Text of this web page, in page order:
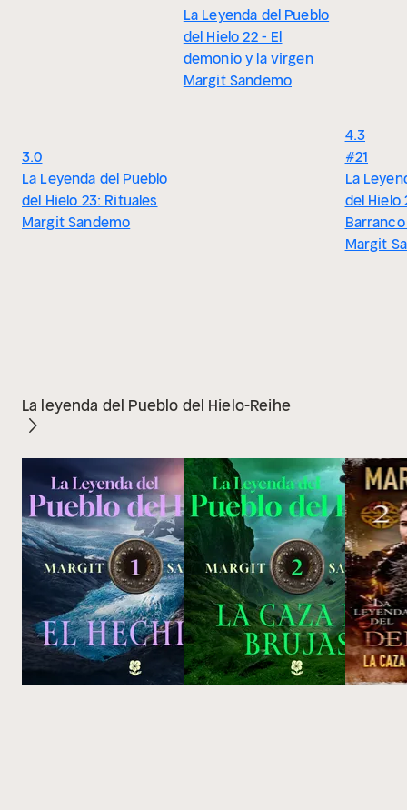
3.0
La Leyenda del Pueblo
del Hielo 23: Rituales
Margit Sandemo
La Leyenda del Pueblo
del Hielo 22 - El
demonio y la virgen
Margit Sandemo
4.3
#21
La
del Hielo
Margit
La leyenda del Pueblo del Hielo-Reihe